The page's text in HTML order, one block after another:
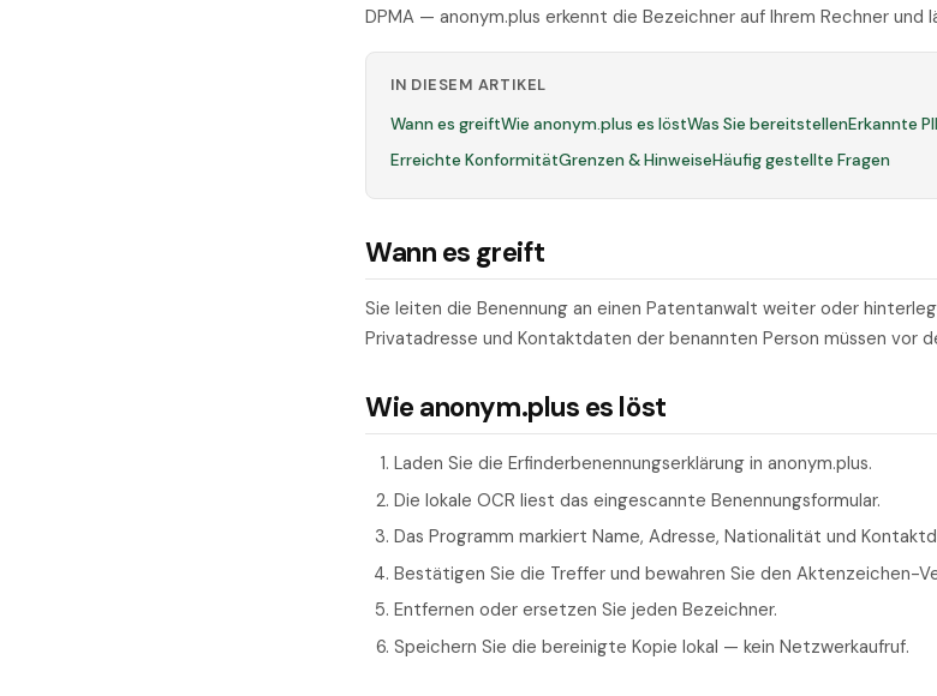
DPMA — anonym.plus erkennt die Bezeichner auf Ihrem Rechner und
IN DIESEM ARTIKEL
Wann es greiftWie anonym.plus es löstWas Sie bereitstellenErkannte
Erreichte KonformitätGrenzen & HinweiseHäufig gestellte Fragen
Wann es greift
Sie leiten die Benennung an einen Patentanwalt weiter oder
Privatadresse und Kontaktdaten der benannten Person müssen vor
Wie anonym.plus es löst
Laden Sie die Erfinderbenennungserklärung in anonym.plus.
Die lokale OCR liest das eingescannte Benennungsformular.
Das Programm markiert Name, Adresse, Nationalität und
Bestätigen Sie die Treffer und bewahren Sie den Aktenzeichen-
Entfernen oder ersetzen Sie jeden Bezeichner.
Speichern Sie die bereinigte Kopie lokal — kein Netzwerkaufruf.